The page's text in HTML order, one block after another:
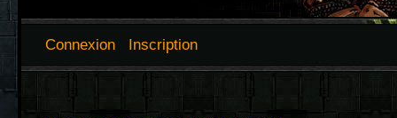
Connexion Inscription